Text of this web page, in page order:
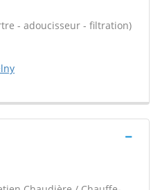
- adoucisseur - filtration)